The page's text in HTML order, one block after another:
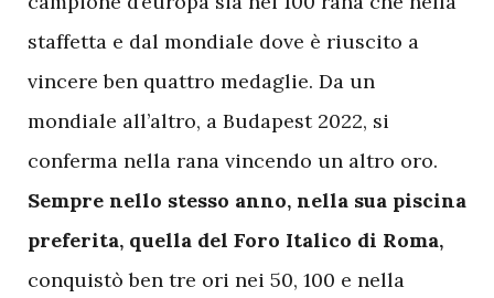
staffetta e dal mondiale dove è riuscito a
vincere ben quattro medaglie. Da un
mondiale all’altro, a Budapest 2022, si
conferma nella rana vincendo un altro oro.
Sempre nello stesso anno, nella sua piscina
preferita, quella del Foro Italico di Roma,
conquistò ben tre ori nei 50, 100 e nella